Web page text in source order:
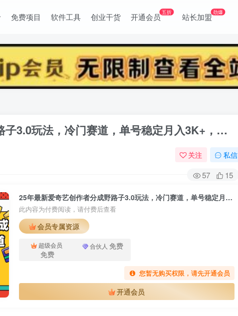
免费项目 软件工具 创业干货 开通会员五折 站长加盟劲爆
子3.0玩法，冷门赛道，单号稳定月入3K+，…
关注 私信
57 15
25年最新爱奇艺创作者分成野路子3.0玩法，冷门赛道，单号稳定月入3K+，…
此内容为付费阅读，请付费后查看
会员专属资源
超级会员
免费
合伙人 免费
您暂无购买权限，请先开通会员
开通会员